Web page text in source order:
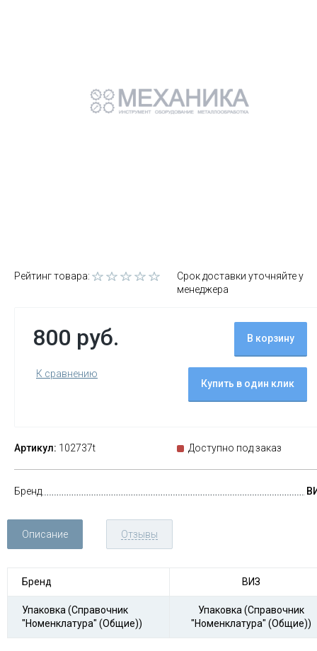
Рейтинг товара:
Срок доставки уточняйте у
менеджера
800 руб.
К сравнению
В корзину
Купить в один клик
Артикул: 102737t Доступно под заказ
Бренд
Описание Отзывы
Бренд ВИЗ
Упаковка (Справочник
"Номенклатура" (Общие))
Упаковка (Справочник
"Номенклатура" (Общие))